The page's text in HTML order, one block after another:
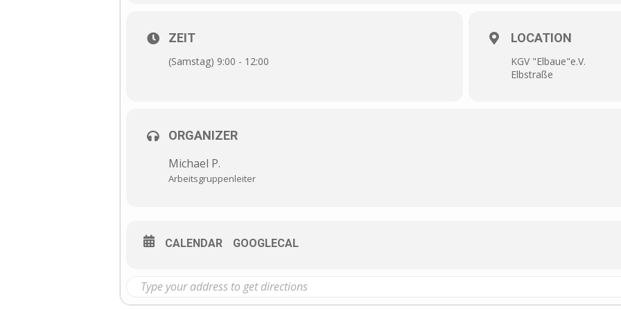
10.08.2024
21.09.2024
Aufgaben laufen dann über die gesamte Gartensaison. Eventuell ist der Zugang zur Werstatt
Vereinsheim: Unkraut, Hecke
ZEIT
(Samstag) 9:00 - 12:00
LOCATION
KGV "Elbaue"e.V.
Elbstraße
ORGANIZER
Michael P.
Arbeitsgruppenleiter
CALENDAR GOOGLECAL